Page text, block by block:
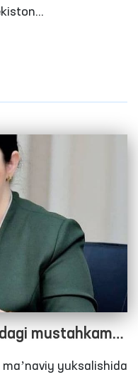
besh yillik taqdiri
chambarchas
lozim.
mustahkam
yuksalishida